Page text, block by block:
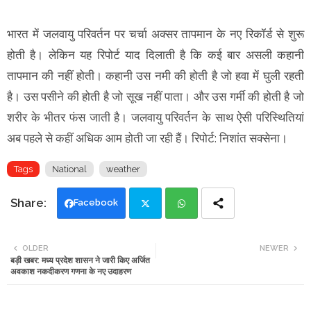
भारत में जलवायु परिवर्तन पर चर्चा अक्सर तापमान के नए रिकॉर्ड से शुरू
होती है। लेकिन यह रिपोर्ट याद दिलाती है कि कई बार असली कहानी
तापमान की नहीं होती। कहानी उस नमी की होती है जो हवा में घुली रहती
है। उस पसीने की होती है जो सूख नहीं पाता। और उस गर्मी की होती है जो
शरीर के भीतर फंस जाती है। जलवायु परिवर्तन के साथ ऐसी परिस्थितियां
अब पहले से कहीं अधिक आम होती जा रही हैं। रिपोर्ट: निशांत सक्सेना।
Tags National weather
Facebook
tte
NEWER
OLDER
बड़ी खबर: मध्य प्रदेश शासन ने जारी किए अर्जित
अवकाश नकदीकरण गणना के नए उदाहरण